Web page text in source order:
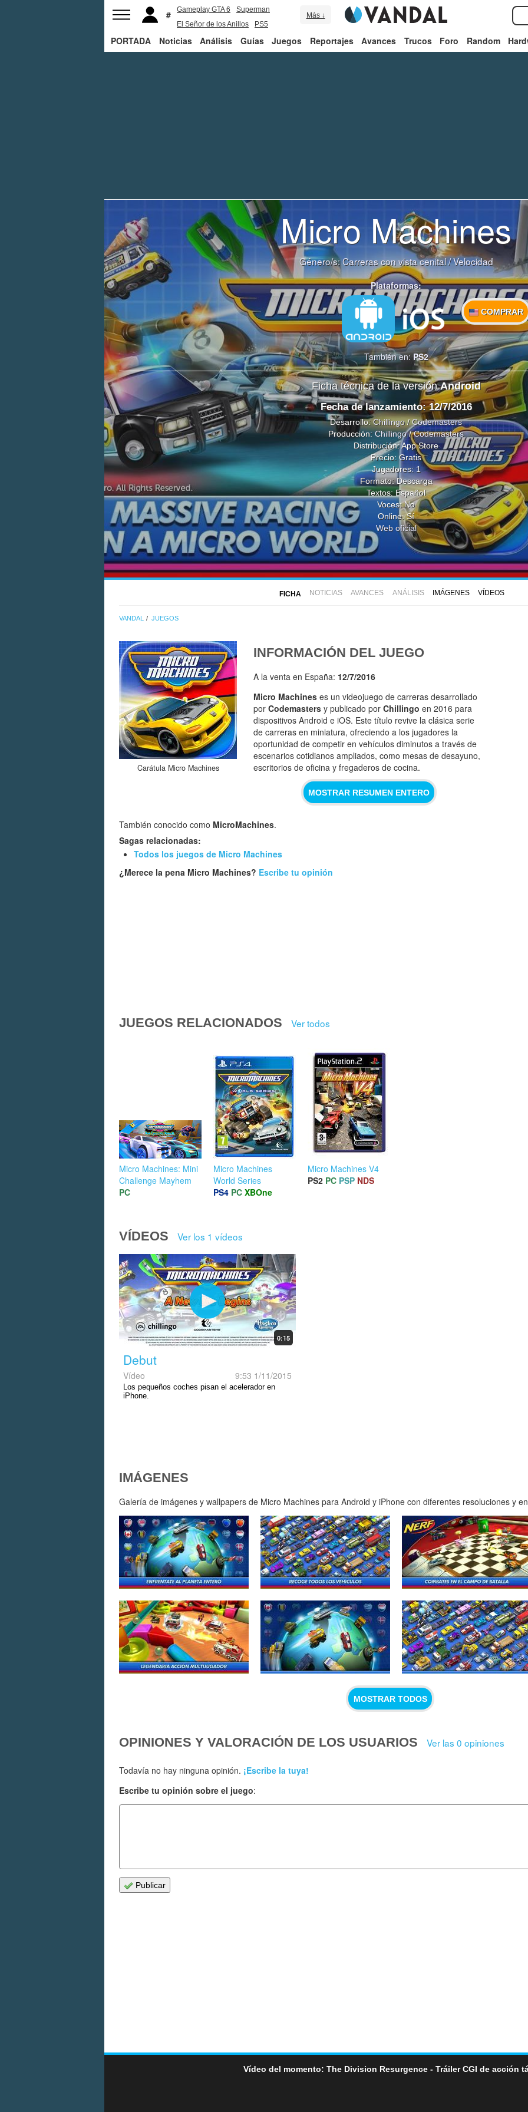
Gameplay GTA 6
Superman
El Señor de los Anillos
PS5
Más ↓
PORTADA Noticias Análisis Guías Juegos Reportajes Avances Trucos Foro Random
Micro Machines
Género/s:Carreras con vista cenital/Velocidad
Plataformas:
COMPRAR
También en:PS2
Ficha técnica de la versiónAndroid
Fecha de lanzamiento: 12/7/2016
Desarrollo:Chillingo/Codemasters
Producción:Chillingo/Codemasters
Distribución: App Store
Precio: Gratis
Jugadores: 1
Formato: Descarga
Textos: Español
Voces: No
Online: Sí
Web oficial
FICHA NOTICIAS AVANCES ANÁLISIS IMÁGENES VÍDEOS
VANDAL JUEGOS
Carátula Micro Machines
INFORMACIÓN DEL JUEGO
A la venta en España: 12/7/2016
Micro Machines es un videojuego de carreras desarrollado
por Codemasters y publicado por Chillingo en 2016 para
dispositivos Android e iOS. Este título revive la clásica serie
de carreras en miniatura, ofreciendo a los jugadores la
oportunidad de competir en vehículos diminutos a través de
escenarios cotidianos ampliados, como mesas de desayuno,
escritorios de oficina y fregaderos de cocina.
MOSTRAR RESUMEN ENTERO
También conocido como MicroMachines.
Sagas relacionadas:
Todos los juegos de Micro Machines
¿Merece la pena Micro Machines? Escribe tu opinión
JUEGOS RELACIONADOS Ver todos
Micro Machines: Mini
Challenge Mayhem
PC
Micro Machines
World Series
PS4 PC XBOne
Micro Machines V4
PS2 PC PSP NDS
VÍDEOS Ver los 1 vídeos
0:15
Debut
Vídeo 9:53 1/11/2015
Los pequeños coches pisan el acelerador en
iPhone.
IMÁGENES
Galería de imágenes y wallpapers de Micro Machines para Android y iPhone con diferentes resoluciones y
MOSTRAR TODOS
OPINIONES Y VALORACIÓN DE LOS USUARIOS Ver las 0 opiniones
Todavía no hay ninguna opinión. ¡Escribe la tuya!
Escribe tu opinión sobre el juego:
Publicar
Vídeo del momento: The Division Resurgence - Tráiler CGI de acción